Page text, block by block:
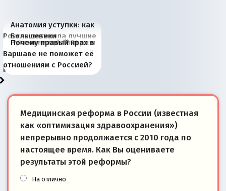
Анатомия уступки: как
Россия потеряла лучшие
рыбопромысловые
районы Баренцева
моря
Большевики
отличаются от «Яблока»
тем, что они -
победители
Киевская марионетка
Запада рассказала о
«переобувании» хозяев
В России назрели
перемены: 15 шагов к
суверенной экономике
Миграционный пожар
Европы
Россия начинает
сбрасывать балласт
Анкориджа
Россия зимой 1904
года: первые уступки во
внутренней политике
Русская нация вчера и
сегодня
Почему правый крах в
Варшаве не поможет её
отношениям с Россией?
Медицинская реформа в России (известная
как «оптимизация здравоохранения»)
непрерывно продолжается с 2010 года по
настоящее время. Как Вы оцениваете
результаты этой реформы?
На отлично